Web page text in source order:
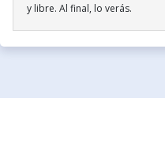
y libre. Al final, lo verás.